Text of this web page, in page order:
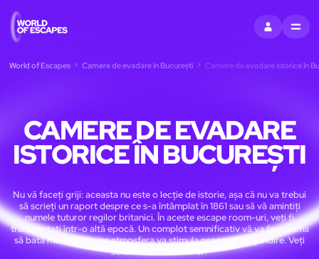
CONECTAȚI-
MENU
World of Escapes Camere de evadare în București Camere de evadare istorice în
CAMERE DE EVADARE
ISTORICE ÎN BUCUREȘTI
Nu vă faceți griji: aceasta nu este o lecție de istorie, așa că nu va trebui
să scrieți un raport despre ce s-a întâmplat în 1861 sau să vă amintiți
numele tuturor regilor britanici. În aceste escape room-uri, veți fi
transportați într-o altă epocă. Un complot semnificativ vă va face inima
să bată mai repede, iar atmosfera va stimula procesul de gândire. Veți
schimba cursul istoriei?